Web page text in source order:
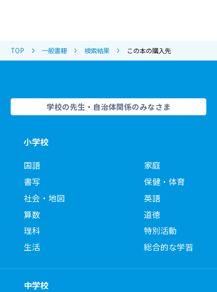
TOP 一般書籍 検索結果 この本の購入先
学校の先生・自治体関係のみなさま
小学校
国語
書写
社会・地図
算数
理科
生活
家庭
保健・体育
英語
道徳
特別活動
総合的な学習
中学校